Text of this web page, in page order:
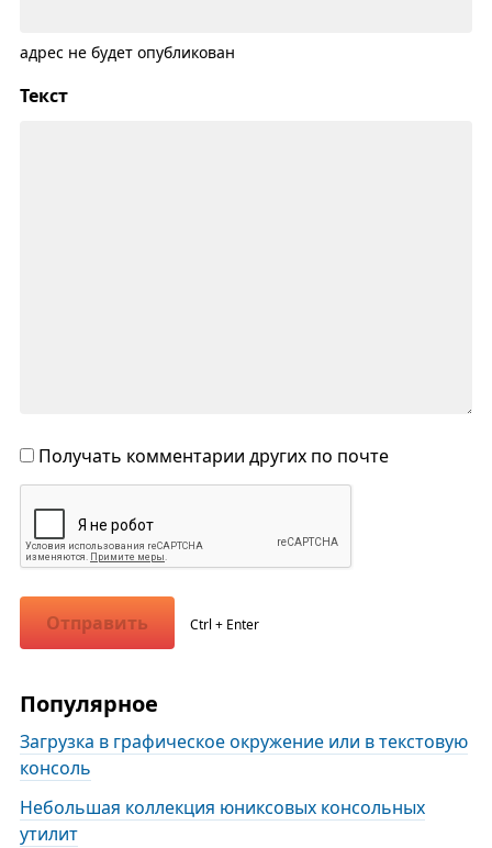
адрес не будет опубликован
Текст
Получать комментарии других по почте
Отправить Ctrl + Enter
Популярное
Загрузка в графическое окружение или в текстовую
консоль
Небольшая коллекция юниксовых консольных
утилит